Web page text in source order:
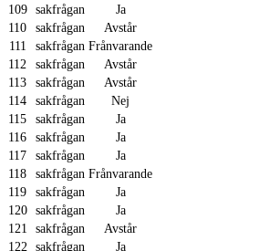
109 sakfrågan
Ja
110 sakfrågan
Avstår
111 sakfrågan Frånvarande
112 sakfrågan
Avstår
113 sakfrågan
Avstår
114 sakfrågan
Nej
115 sakfrågan
Ja
116 sakfrågan
Ja
117 sakfrågan
Ja
118 sakfrågan Frånvarande
119 sakfrågan
Ja
120 sakfrågan
Ja
121 sakfrågan
Avstår
122 sakfrågan
Ja